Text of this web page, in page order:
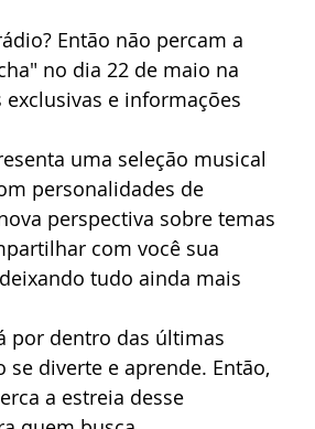
Então não percam a
no dia 22 de maio na
e informações
uma seleção musical
personalidades de
perspectiva sobre temas
com você sua
tudo ainda mais
por dentro das últimas
diverte e aprende. Então,
a estreia desse